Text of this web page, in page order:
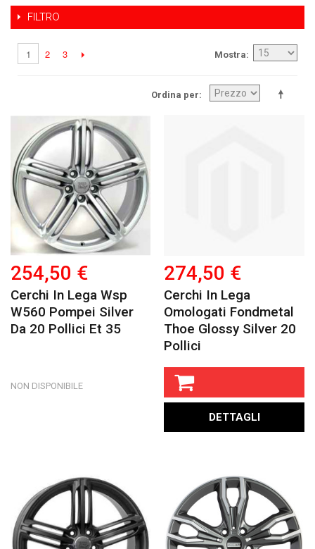
FILTRO
Mostra
1 2 3
Ordina per
254,50 €
Cerchi In Lega Wsp
W560 Pompei Silver
Da 20 Pollici Et 35
NON DISPONIBILE
274,50 €
Cerchi In Lega
Omologati Fondmetal
Thoe Glossy Silver 20
Pollici
DETTAGLI